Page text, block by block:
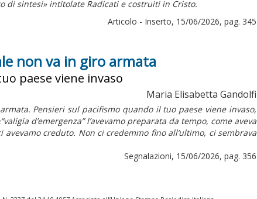
di sintesi»intitolate Radicati e costruiti in Cristo.
Articolo - Inserto, 15/06/2026, pag. 345
non va in giro armata
paese viene invaso
Maria Elisabetta Gandolfi
Pensieri sul pacifismo quando il tuo paese viene invaso,
d’emergenza” l’avevamo preparata da tempo, come aveva
creduto. Non ci credemmo fino all’ultimo, ci sembrava
Segnalazioni, 15/06/2026, pag. 356